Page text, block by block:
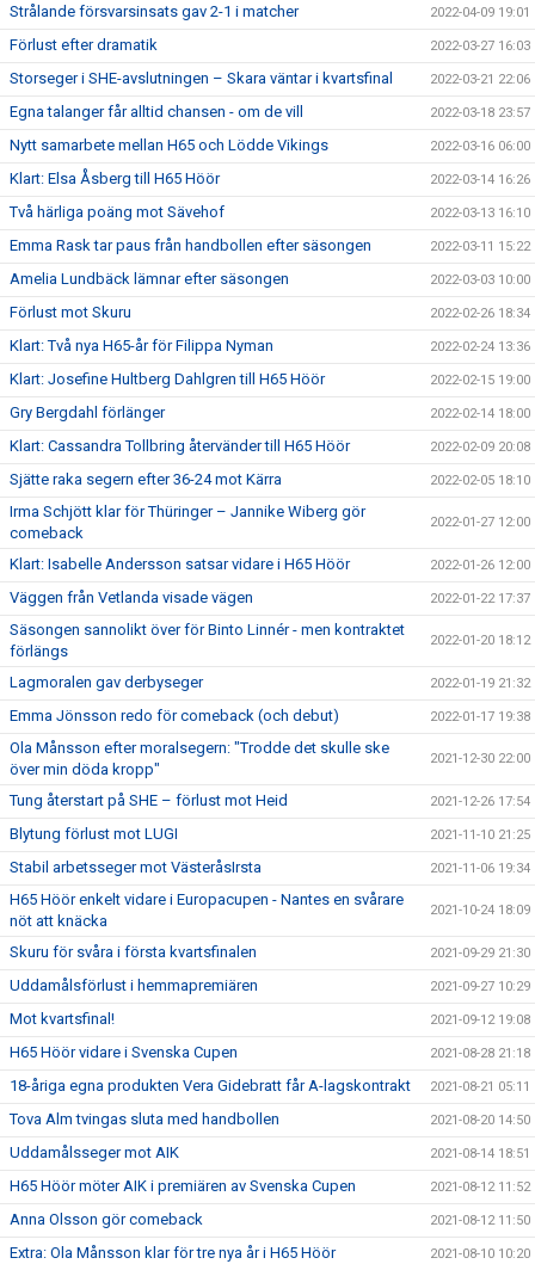
Strålande försvarsinsats gav 2-1 i matcher 2022-04-09 19:01
Förlust efter dramatik 2022-03-27 16:03
Storseger i SHE-avslutningen – Skara väntar i kvartsfinal 2022-03-21 22:06
Egna talanger får alltid chansen - om de vill 2022-03-18 23:57
Nytt samarbete mellan H65 och Lödde Vikings 2022-03-16 06:00
Klart: Elsa Åsberg till H65 Höör 2022-03-14 16:26
Två härliga poäng mot Sävehof 2022-03-13 16:10
Emma Rask tar paus från handbollen efter säsongen 2022-03-11 15:22
Amelia Lundbäck lämnar efter säsongen 2022-03-03 10:00
Förlust mot Skuru 2022-02-26 18:34
Klart: Två nya H65-år för Filippa Nyman 2022-02-24 13:36
Klart: Josefine Hultberg Dahlgren till H65 Höör 2022-02-15 19:00
Gry Bergdahl förlänger 2022-02-14 18:00
Klart: Cassandra Tollbring återvänder till H65 Höör 2022-02-09 20:08
Sjätte raka segern efter 36-24 mot Kärra 2022-02-05 18:10
Irma Schjött klar för Thüringer – Jannike Wiberg gör
comeback
2022-01-27 12:00
Klart: Isabelle Andersson satsar vidare i H65 Höör 2022-01-26 12:00
Väggen från Vetlanda visade vägen 2022-01-22 17:37
Säsongen sannolikt över för Binto Linnér - men kontraktet
förlängs
2022-01-20 18:12
Lagmoralen gav derbyseger 2022-01-19 21:32
Emma Jönsson redo för comeback (och debut) 2022-01-17 19:38
Ola Månsson efter moralsegern: "Trodde det skulle ske
över min döda kropp"
2021-12-30 22:00
Tung återstart på SHE – förlust mot Heid 2021-12-26 17:54
Blytung förlust mot LUGI 2021-11-10 21:25
Stabil arbetsseger mot VästeråsIrsta 2021-11-06 19:34
H65 Höör enkelt vidare i Europacupen - Nantes en svårare
nöt att knäcka
2021-10-24 18:09
Skuru för svåra i första kvartsfinalen 2021-09-29 21:30
Uddamålsförlust i hemmapremiären 2021-09-27 10:29
Mot kvartsfinal! 2021-09-12 19:08
H65 Höör vidare i Svenska Cupen 2021-08-28 21:18
18-åriga egna produkten Vera Gidebratt får A-lagskontrakt 2021-08-21 05:11
Tova Alm tvingas sluta med handbollen 2021-08-20 14:50
Uddamålsseger mot AIK 2021-08-14 18:51
H65 Höör möter AIK i premiären av Svenska Cupen 2021-08-12 11:52
Anna Olsson gör comeback 2021-08-12 11:50
Extra: Ola Månsson klar för tre nya år i H65 Höör 2021-08-10 10:20